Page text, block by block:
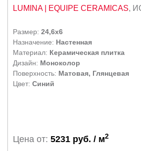
LUMINA | EQUIPE CERAMICAS,
Размер: 24,6x6
Назначение: Настенная
Материал: Керамическая плитка
Дизайн: Моноколор
Поверхность: Матовая, Глянцевая
Цвет: Синий
Цена от: 5231 руб. / м2